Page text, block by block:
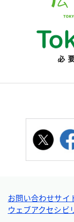
お問い合わせサイ
ウェブアクセシビ